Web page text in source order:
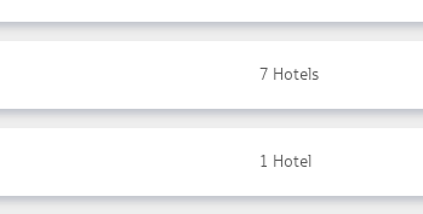
7 Hotels
1 Hotel